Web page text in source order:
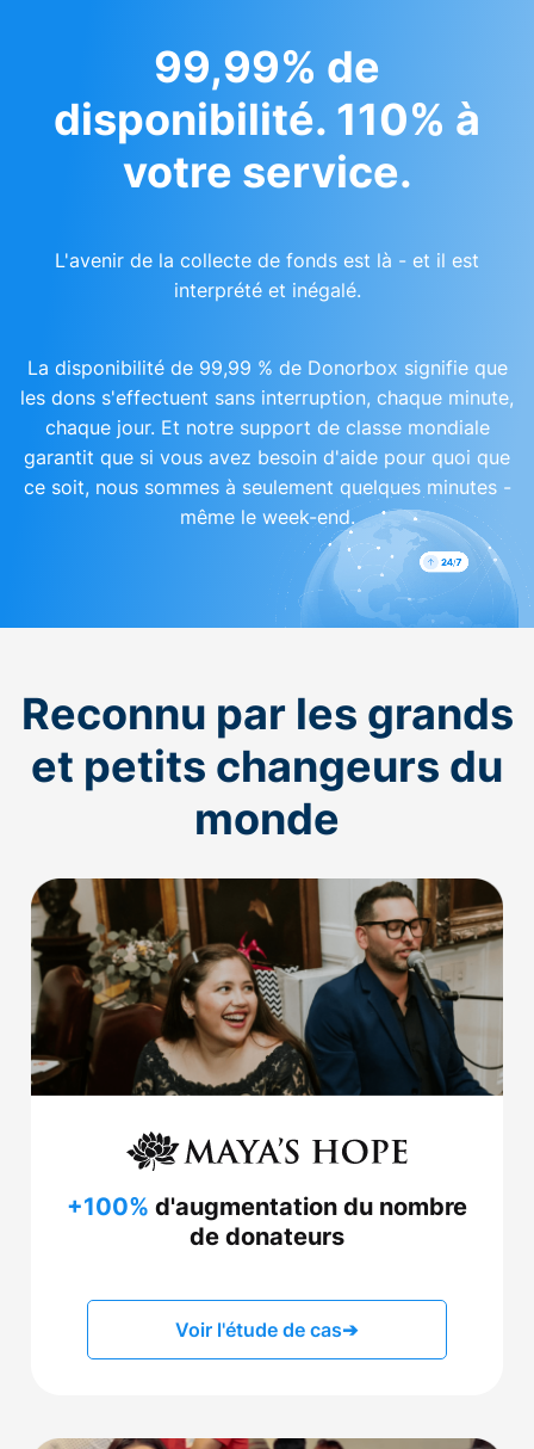
99,99% de
disponibilité. 110% à
votre service.
L'avenir de la collecte de fonds est là - et il est
interprété et inégalé.
La disponibilité de 99,99 % de Donorbox signifie que
les dons s'effectuent sans interruption, chaque minute,
chaque jour. Et notre support de classe mondiale
garantit que si vous avez besoin d'aide pour quoi que
ce soit, nous sommes à seulement quelques minutes -
même le week-end.
Reconnu par les grands
et petits changeurs du
monde
+100% d'augmentation du nombre
de donateurs
Voir l'étude de cas➔